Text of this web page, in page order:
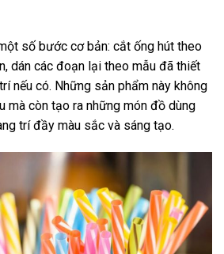
số bước cơ bản: cắt ống hút theo
dán các đoạn lại theo mẫu đã thiết
nếu có. Những sản phẩm này không
mà còn tạo ra những món đồ dùng
trí đầy màu sắc và sáng tạo.